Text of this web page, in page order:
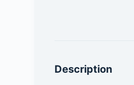
Description